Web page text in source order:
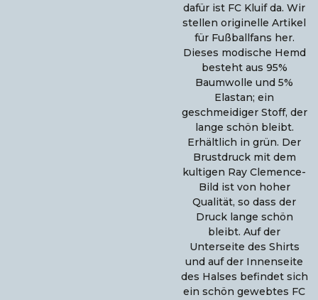
dafür ist FC Kluif da. Wir
stellen originelle Artikel
für Fußballfans her.
Dieses modische Hemd
besteht aus 95%
Baumwolle und 5%
Elastan; ein
geschmeidiger Stoff, der
lange schön bleibt.
Erhältlich in grün. Der
Brustdruck mit dem
kultigen Ray Clemence-
Bild ist von hoher
Qualität, so dass der
Druck lange schön
bleibt. Auf der
Unterseite des Shirts
und auf der Innenseite
des Halses befindet sich
ein schön gewebtes FC